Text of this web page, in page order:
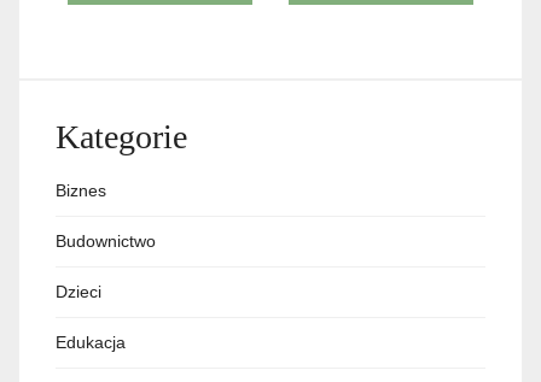
Kategorie
Biznes
Budownictwo
Dzieci
Edukacja